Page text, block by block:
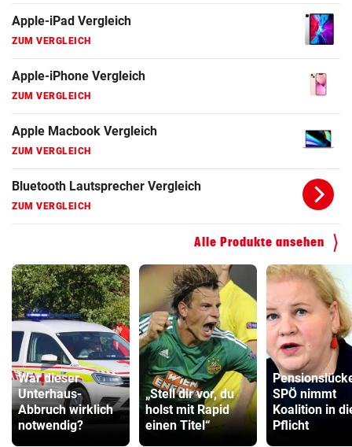
Bluetooth Lautsprecher Vergleich
ZUM VERGLEICH
DSL Speedtest
ZUM VERGLEICH
Fernseher Vergleich
ZUM VERGLEICH
Fritz Repeater Vergleich
ZUM VERGLEICH
ZUM VERGLEICH
Grafikkarten Vergleich
ZUM VERGLEICH
Alle Produkte ansehen
War dieser
Unterhaus-
Abbruch wirklich
notwendig?
„Stell dir vor, du
holst mit Rapid
einen Titel“
SPÖ nimmt
Koalition in
Pflicht